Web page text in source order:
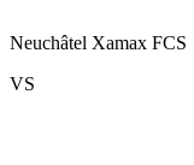
Neuchâtel Xamax FCS
VS